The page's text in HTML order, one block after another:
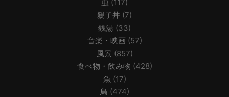
虫 (117)
親子丼 (7)
銭湯 (33)
音楽・映画 (57)
風景(857)
食べ物・飲み物 (428)
魚 (17)
鳥 (474)